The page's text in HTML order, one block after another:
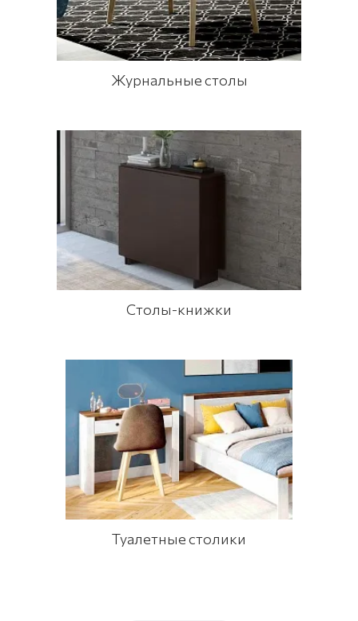
Журнальные столы
Столы-книжки
Туалетные столики